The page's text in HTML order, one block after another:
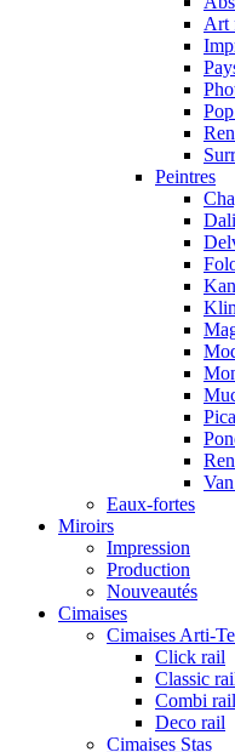
Art
Peintres
Dali
Eaux-fortes
Miroirs
Impression
Production
Nouveautés
Cimaises
Cimaises Arti-
Click rail
Classic
Combi
Deco rail
Cimaises Stas